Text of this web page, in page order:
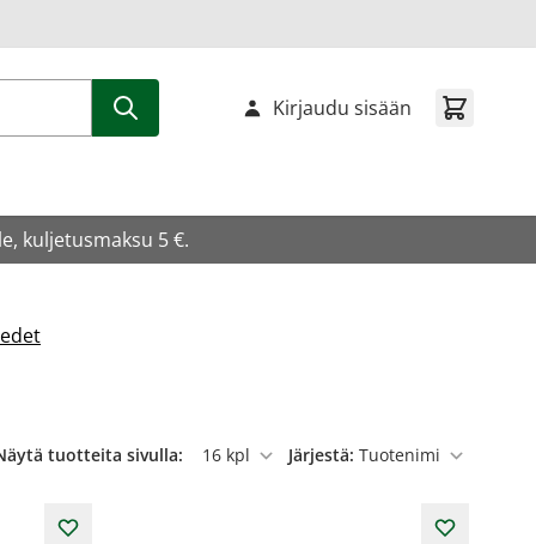
Kirjaudu sisään
kuljetusmaksu 5 €.
tuotteita sivulla:
per sivu
Järjestä: